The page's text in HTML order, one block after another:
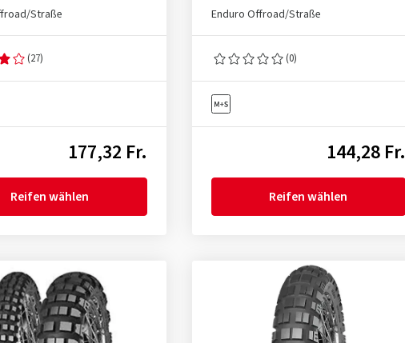
Straße
(27)
177,32 Fr.
Reifen wählen
Enduro Offroad/Straße
(0)
144,28 Fr.
Reifen wählen